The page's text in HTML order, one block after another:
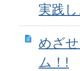
実践
めざ
ム！!